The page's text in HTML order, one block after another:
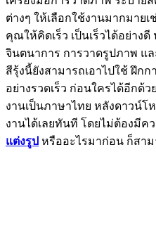
ต่างๆ ให้เลือกใช้งานมากมาย
คุณให้คิดเร็ว เป็นเร็วได้อย่าง
จินตนาการ การวาดรูปภาพ แ
สีรุ้งนี้ยังสามารถเอาไปใช้ ฝึก
อย่างรวดเร็ว ก่อนใครได้อีกด้
งานเป็นภาษาไทย หลังดาวน์โ
งานได้เลยทันที โดยไม่ต้องมีค
แต่งรูป หรืออะไรมาก่อน ก็สา